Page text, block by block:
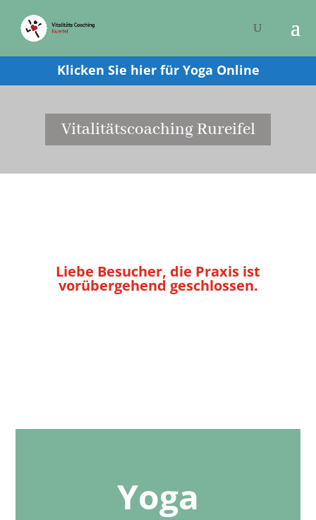
Klicken Sie hier für Yoga Online
Vitalitätscoaching Rureifel
Liebe Besucher, die Praxis ist
vorübergehend geschlossen.
Yoga